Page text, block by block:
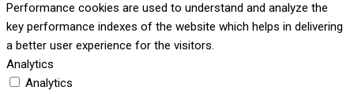
Performance cookies are used to understand and analyze the
key performance indexes of the website which helps in delivering
a better user experience for the visitors.
Analytics
Analytics